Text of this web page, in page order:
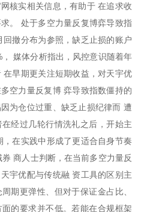
核实相关信息，有助于 在追求收
。 处于多空力量反复博弈导致指
撤分布为参照，缺乏止损的账户
媒体分析指出，风控意识随着年
早期更关注短期收益，对天宇优
空力量反复博 弈导致指数僵持的
为仓位过重、缺乏止损纪律而 遭
在经过几轮行情洗礼之后，开始主
在实践中形成了更适合自身节奏
商人士判断，在当前多空力量反
宇优配与传统融 资工具的区别主
期更弹性、但对于保证金占比、
的要求并不低。若能在合规框架